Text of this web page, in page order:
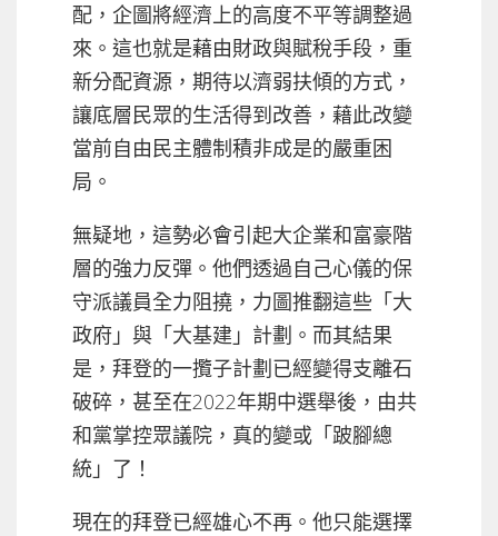
配，企圖將經濟上的高度不平等調整過
來。這也就是藉由財政與賦稅手段，重
新分配資源，期待以濟弱扶傾的方式，
讓底層民眾的生活得到改善，藉此改變
當前自由民主體制積非成是的嚴重困
局。
無疑地，這勢必會引起大企業和富豪階
層的強力反彈。他們透過自己心儀的保
守派議員全力阻撓，力圖推翻這些「大
政府」與「大基建」計劃。而其結果
是，拜登的一攬子計劃已經變得支離石
破碎，甚至在2022年期中選舉後，由共
和黨掌控眾議院，真的變或「跛腳總
統」了！
現在的拜登已經雄心不再。他只能選擇